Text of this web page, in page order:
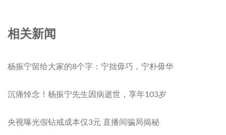
相关新闻
杨振宁留给大家的8个字：宁拙毋巧，宁朴毋华
沉痛悼念！杨振宁先生因病逝世，享年103岁
央视曝光假钻戒成本仅3元 直播间骗局揭秘